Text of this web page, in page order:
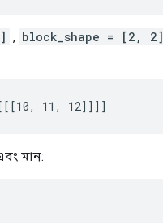
, block_shape = [2, 2]
11, 12]]]]
মান: